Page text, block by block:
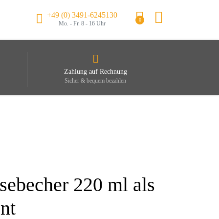
+49 (0) 3491-6245130
Mo. - Fr. 8 - 16 Uhr
0
Zahlung auf Rechnung
Sicher & bequem bezahlen
220 ml als